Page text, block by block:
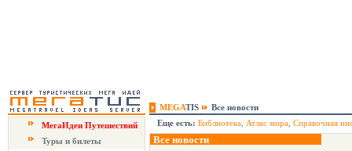
MEGATIS
Все новости
МегаИдеи Путешествий
Туры и билеты
Еще есть: Библиотека Атлас мира Справочная
Все новости